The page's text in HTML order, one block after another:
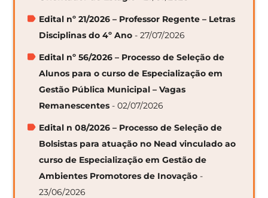
Edital nº 21/2026 – Professor Regente – Letras
Disciplinas do 4º Ano - 27/07/2026
Edital nº 56/2026 – Processo de Seleção de
Alunos para o curso de Especialização em
Gestão Pública Municipal – Vagas
Remanescentes - 02/07/2026
Edital n 08/2026 – Processo de Seleção de
Bolsistas para atuação no Nead vinculado ao
curso de Especialização em Gestão de
Ambientes Promotores de Inovação -
23/06/2026